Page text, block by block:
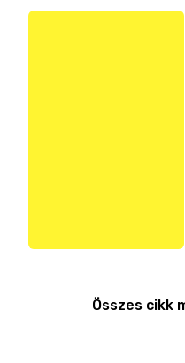
Összes cikk